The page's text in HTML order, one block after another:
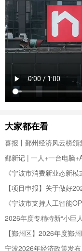
大家都在看
喜报丨鄞州经济风云榜颁
2026年度专精特新“小巨
【鄞州区】2026年度鄞
宁波2026年经济政策发布